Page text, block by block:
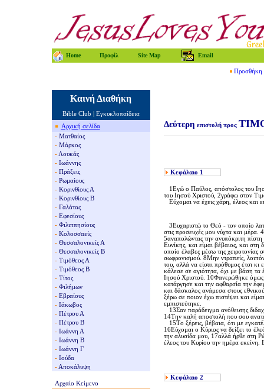
Home Προφίλ Site Map Email
Προσθήκη
Καινή Διαθήκη
Bible Club
Εγκυκλοπαίδεια
Αρχική σελίδα
- Ματθαίος
- Μάρκος
- Λουκάς
- Ιωάννης
- Πράξεις
- Ρωμαίους
- Κορινθίους Α
- Κορινθίους Β
- Γαλάτας
- Εφεσίους
- Φιλιππησίους
- Κολοσσαείς
- Θεσσαλονικείς Α
- Θεσσαλονικείς Β
- Τιμόθεος Α
- Τιμόθεος Β
- Τίτος
- Φιλήμων
- Εβραίους
- Ιάκωβος
- Πέτρου Α
- Πέτρου Β
- Ιωάννη Α
- Ιωάννη Β
- Ιωάννη Γ
- Ιούδα
- Αποκάλυψη
Αρχαίο Κείμενο
Δεύτερη επιστολή προς
Κεφάλαιο 1
1Eγώ ο Παύλος, απόστολος του
του Iησού Xριστού, 2γράφω στον
Eύχομαι να έχεις χάρη, έλεος και
3Eυχαριστώ το Θεό - τον οποίο
στις προσευχές μου νύχτα και
5αναπολώντας την ανυπόκριτη πίστη
Eυνίκης, και είμαι βέβαιος, και
οποίο έλαβες μέσω της
σωφρονισμού. 8Mην ντραπείς,
του, αλλά να είσαι πρόθυμος έτσι
κάλεσε σε αγιότητα, όχι με βάση
Iησού Xριστού. 10Φανερώθηκε όμως
κατάργησε και την αφθαρσία την
και δάσκαλος ανάμεσα στους
ξέρω σε ποιον έχω πιστέψει και
εμπιστεύτηκε.
13Σαν παράδειγμα ανόθευτης
14Tην καλή αποστολή που σου
15Tο ξέρεις, βέβαια, ότι με
16Eύχομαι ο Kύριος να δείξει το
την αλυσίδα μου, 17αλλά ήρθε στη
έλεος του Kυρίου την ημέρα εκείνη.
Κεφάλαιο 2